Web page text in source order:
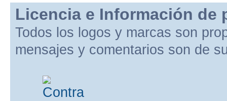
Licencia e Información de
Todos los logos y marcas son
mensajes y comentarios son de